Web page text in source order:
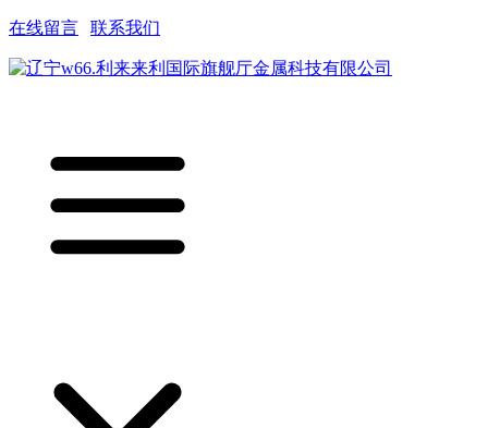
在线留言 联系我们